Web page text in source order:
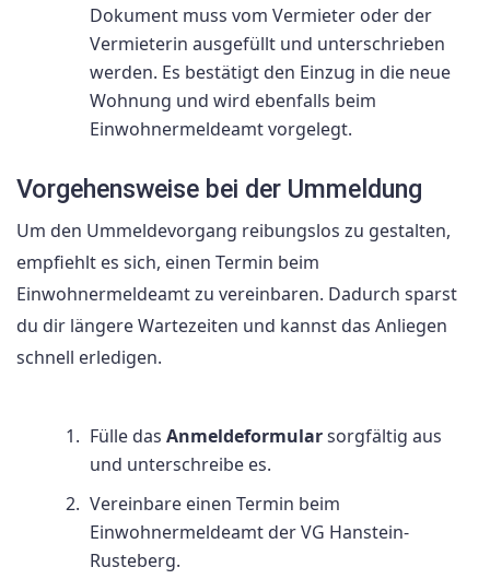
Dokument muss vom Vermieter oder der
Vermieterin ausgefüllt und unterschrieben
werden. Es bestätigt den Einzug in die neue
Wohnung und wird ebenfalls beim
Einwohnermeldeamt vorgelegt.
Vorgehensweise bei der Ummeldung
Um den Ummeldevorgang reibungslos zu gestalten,
empfiehlt es sich, einen Termin beim
Einwohnermeldeamt zu vereinbaren. Dadurch sparst
du dir längere Wartezeiten und kannst das Anliegen
schnell erledigen.
Fülle das Anmeldeformularsorgfältig aus
und unterschreibe es.
Vereinbare einen Termin beim
Einwohnermeldeamt der VG Hanstein-
Rusteberg.